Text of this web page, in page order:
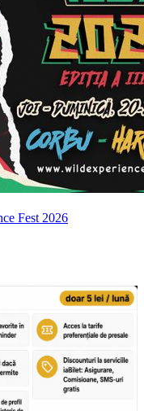
Fest 2026